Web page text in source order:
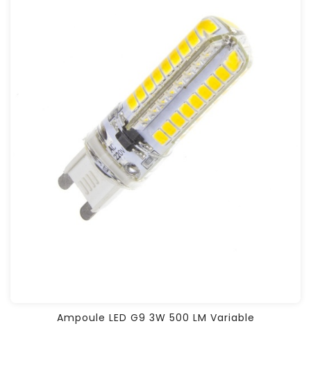
Ampoule LED G9 3W 500 LM Variable